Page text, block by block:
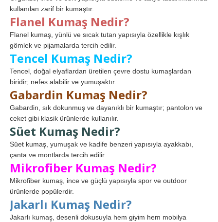
kullanılan zarif bir kumaştır.
Flanel Kumaş Nedir?
Flanel kumaş, yünlü ve sıcak tutan yapısıyla özellikle kışlık
gömlek ve pijamalarda tercih edilir.
Tencel Kumaş Nedir?
Tencel, doğal elyaflardan üretilen çevre dostu kumaşlardan
biridir; nefes alabilir ve yumuşaktır.
Gabardin Kumaş Nedir?
Gabardin, sık dokunmuş ve dayanıklı bir kumaştır; pantolon ve
ceket gibi klasik ürünlerde kullanılır.
Süet Kumaş Nedir?
Süet kumaş, yumuşak ve kadife benzeri yapısıyla ayakkabı,
çanta ve montlarda tercih edilir.
Mikrofiber Kumaş Nedir?
Mikrofiber kumaş, ince ve güçlü yapısıyla spor ve outdoor
ürünlerde popülerdir.
Jakarlı Kumaş Nedir?
Jakarlı kumaş, desenli dokusuyla hem giyim hem mobilya